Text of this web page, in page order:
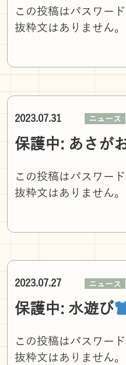
この投稿はパスワー
抜粋文はありません。
2023.07.31 ニュース
保護中: あさが
この投稿はパスワー
抜粋文はありません。
2023.07.27 ニュース
保護中: 水遊び
この投稿はパスワー
抜粋文はありません。